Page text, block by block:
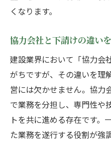
くなります。
協力会社と下請けの違い
建設業界において「協力会
がちですが、その違いを理
営には欠かせません。協力
で業務を分担し、専門性や
トを共に進める存在です。
た業務を遂行する役割が強